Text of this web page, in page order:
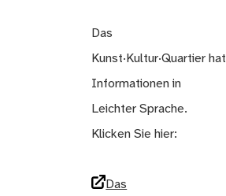
Das
Kunst·Kultur·Quartier hat
Informationen in
Leichter Sprache.
Klicken Sie hier:
Das